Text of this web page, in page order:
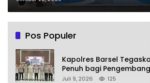
Kesejahteraan Anggota
Pos Populer
Kapolres Barsel
Penuh bagi
Kalimantan Tengah
Juli 9, 2026 125